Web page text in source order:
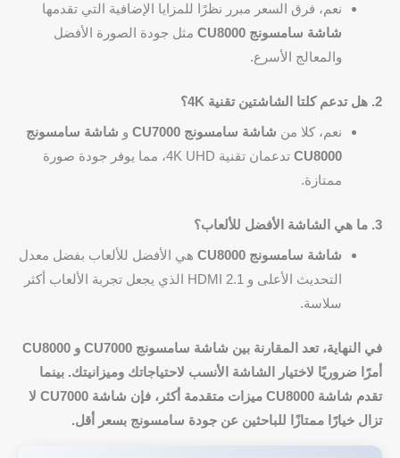
نعم، فرق السعر مبرر نظرًا للمزايا الإضافية التي تقدمها
شاشة سامسونج CU8000
مثل جودة الصورة الأفضل
والمعالج الأسرع.
2. هل تدعم كلتا الشاشتين تقنية 4K؟
نعم، كلا من شاشة سامسونج CU7000 و شاشة سامسونج
CU8000
تدعمان تقنية 4K UHD، مما يوفر جودة صورة
ممتازة.
3. ما هي الشاشة الأفضل للألعاب؟
شاشة سامسونج CU8000
هي الأفضل للألعاب بفضل معدل
التحديث الأعلى و HDMI 2.1 الذي يجعل تجربة الألعاب أكثر
سلاسة.
في النهاية، تعد المقارنة بين شاشة سامسونج CU7000 و CU8000
أمرًا ضروريًا لاختيار الشاشة الأنسب لاحتياجاتك وميزانيتك. بينما
تقدم شاشة CU8000 ميزات متقدمة أكثر، فإن شاشة CU7000 لا
تزال خيارًا ممتازًا للباحثين عن جودة سامسونج بسعر أقل.